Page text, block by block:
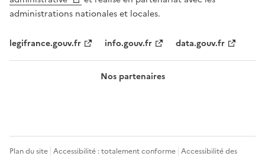
administrations nationales et locales.
legifrance.gouv.fr info.gouv.fr data.gouv.fr
Nos partenaires
Plan du site Accessibilité : totalement conforme Accessibilité des